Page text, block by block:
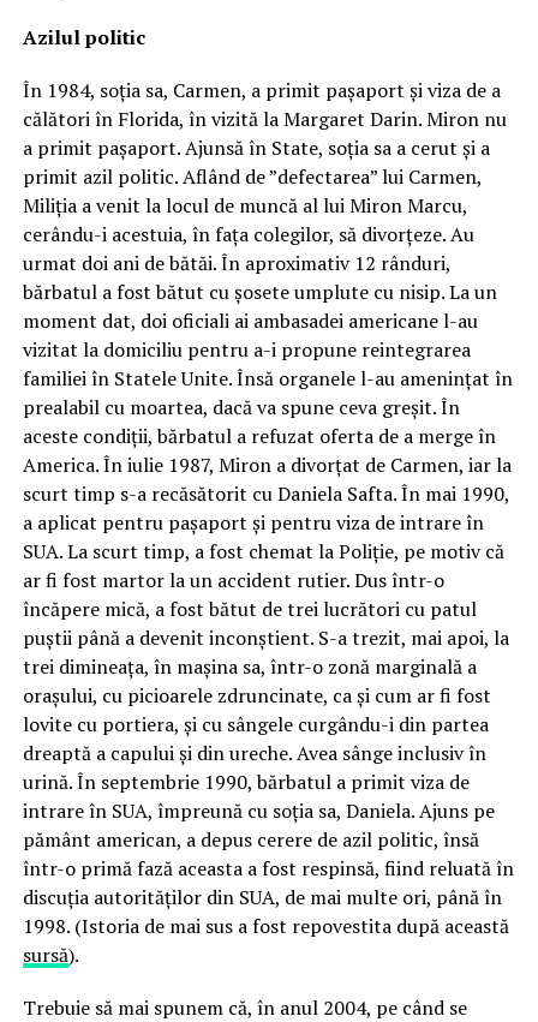
Azilul politic
În 1984, soția sa, Carmen, a primit pașaport și viza de a
călători în Florida, în vizită la Margaret Darin. Miron nu
a primit pașaport. Ajunsă în State, soția sa a cerut și a
primit azil politic. Aflând de ”defectarea” lui Carmen,
Miliția a venit la locul de muncă al lui Miron Marcu,
cerându-i acestuia, în fața colegilor, să divorțeze. Au
urmat doi ani de bătăi. În aproximativ 12 rânduri,
bărbatul a fost bătut cu șosete umplute cu nisip. La un
moment dat, doi oficiali ai ambasadei americane l-au
vizitat la domiciliu pentru a-i propune reintegrarea
familiei în Statele Unite. Însă organele l-au amenințat în
prealabil cu moartea, dacă va spune ceva greșit. În
aceste condiții, bărbatul a refuzat oferta de a merge în
America. În iulie 1987, Miron a divorțat de Carmen, iar la
scurt timp s-a recăsătorit cu Daniela Safta. În mai 1990,
a aplicat pentru pașaport și pentru viza de intrare în
SUA. La scurt timp, a fost chemat la Poliție, pe motiv că
ar fi fost martor la un accident rutier. Dus într-o
încăpere mică, a fost bătut de trei lucrători cu patul
puștii până a devenit inconștient. S-a trezit, mai apoi, la
trei dimineața, în mașina sa, într-o zonă marginală a
orașului, cu picioarele zdruncinate, ca și cum ar fi fost
lovite cu portiera, și cu sângele curgându-i din partea
dreaptă a capului și din ureche. Avea sânge inclusiv în
urină. În septembrie 1990, bărbatul a primit viza de
intrare în SUA, împreună cu soția sa, Daniela. Ajuns pe
pământ american, a depus cerere de azil politic, însă
într-o primă fază aceasta a fost respinsă, fiind reluată în
discuția autorităților din SUA, de mai multe ori, până în
1998. (Istoria de mai sus a fost repovestita după această
sursă).
Trebuie să mai spunem că, în anul 2004, pe când se